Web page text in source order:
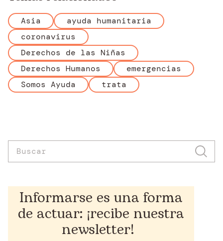
Asia
ayuda humanitaria
coronavirus
Derechos de las Niñas
Derechos Humanos
emergencias
Somos Ayuda
trata
Informarse es una forma
de actuar: ¡recibe nuestra
newsletter!